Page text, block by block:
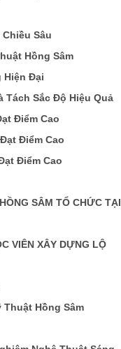
Sâu
Hồng Sâm
Hiện Đại
Tách Sắc Độ Hiệu Quả
Điểm Cao
Điểm Cao
Điểm Cao
SÂM TỔ CHỨC TẠI
VIÊN XÂY DỰNG LỘ
Thuật Hồng Sâm